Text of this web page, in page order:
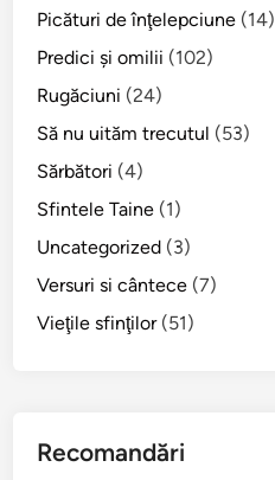
e
o
a
e
ş
ă
d
a
Picături de înţelepciune (14)
Predici şi omilii (102)
Rugăciuni (24)
Să nu uităm trecutul (53)
Sărbători (4)
Sfintele Taine (1)
Uncategorized (3)
Versuri si cântece (7)
Vieţile sfinţilor(51)
Recomandări